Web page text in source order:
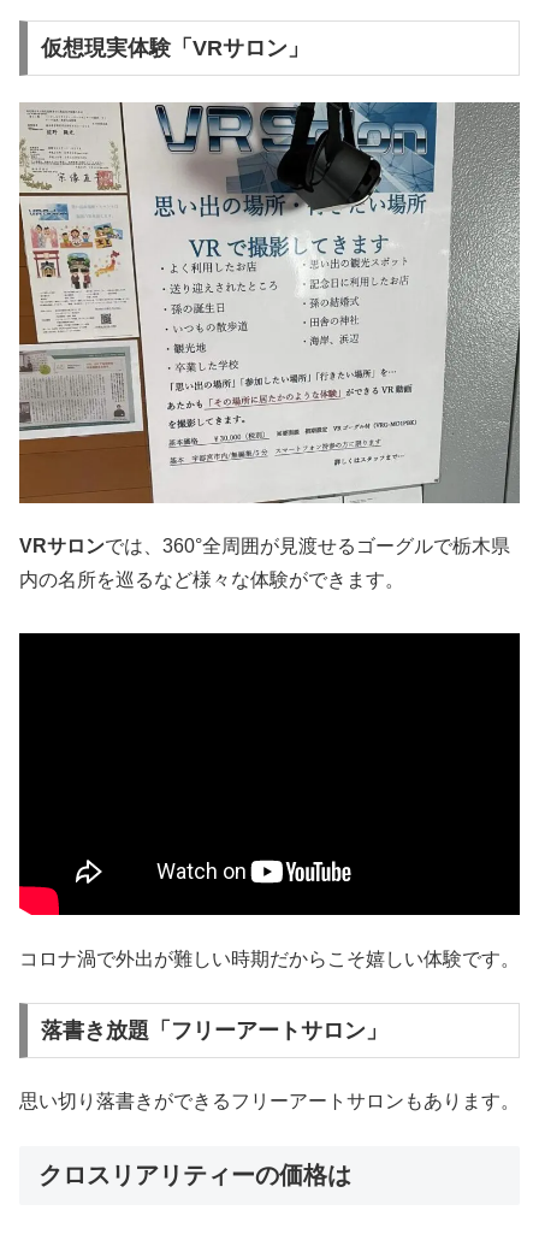
仮想現実体験「VRサロン」
VRサロンでは、360°全周囲が見渡せるゴーグルで栃木県
内の名所を巡るなど様々な体験ができます。
コロナ渦で外出が難しい時期だからこそ嬉しい体験です。
落書き放題「フリーアートサロン」
思い切り落書きができるフリーアートサロンもあります。
クロスリアリティーの価格は